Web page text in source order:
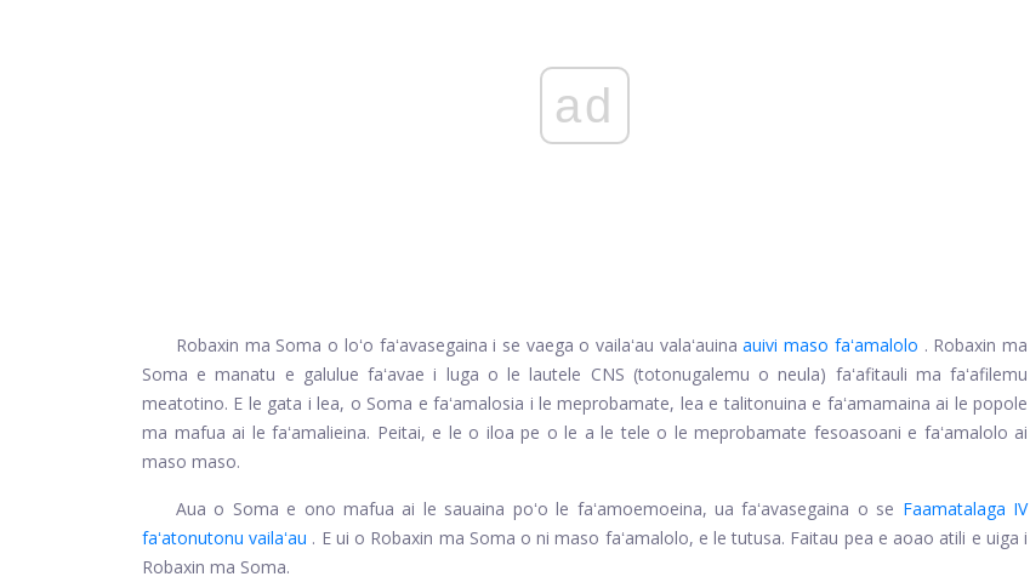
ad
Robaxin ma Soma o loʻo faʻavasegaina i se vaega o vailaʻau valaʻauinaauivi maso faʻamalolo . Robaxin ma
Soma e manatu e galulue faʻavae i luga o le lautele CNS (totonugalemu o neula) faʻafitauli ma faʻafilemu
meatotino. E le gata i lea, o Soma e faʻamalosia i le meprobamate, lea e talitonuina e faʻamamaina ai le popole
ma mafua ai le faʻamalieina. Peitai, e le o iloa pe o le a le tele o le meprobamate fesoasoani e faʻamalolo ai
maso maso.
Aua o Soma e ono mafua ai le sauaina poʻo le faʻamoemoeina, ua faʻavasegaina o se Faamatalaga IV
faʻatonutonu vailaʻau . E ui o Robaxin ma Soma o ni maso faʻamalolo, e le tutusa. Faitau pea e aoao atili e uiga i
Robaxin ma Soma.